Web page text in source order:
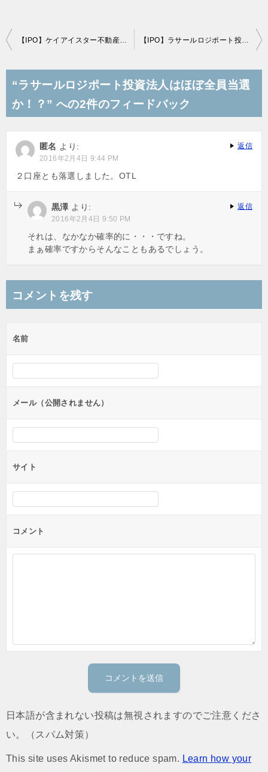
投
ゲ
シ
【IPO】ケイアイスター不動産(3645)の抽選結果（当選、落選情報） 【IPO】ラサールロジポート投資法人(3466)の抽選結果（当選、落選情報）
“ラサールロジポート投資法人はほぼ全員当選
か！？” への2件のフィードバック
匿名 より:
2016年2月4日 9:44 PM
２口座とも落選しました。OTL
返信
黒澤 より:
2016年2月4日 9:50 PM
それは、なかなか確率的に・・・ですね。
まぁ確率ですからそんなこともあるでしょう。
返信
コメントを残す
名前
メール（公開されません）
サイト
コメント
日本語が含まれない投稿は無視されますのでご注意くださ
い。（スパム対策）
This site uses Akismet to reduce spam. Learn how your